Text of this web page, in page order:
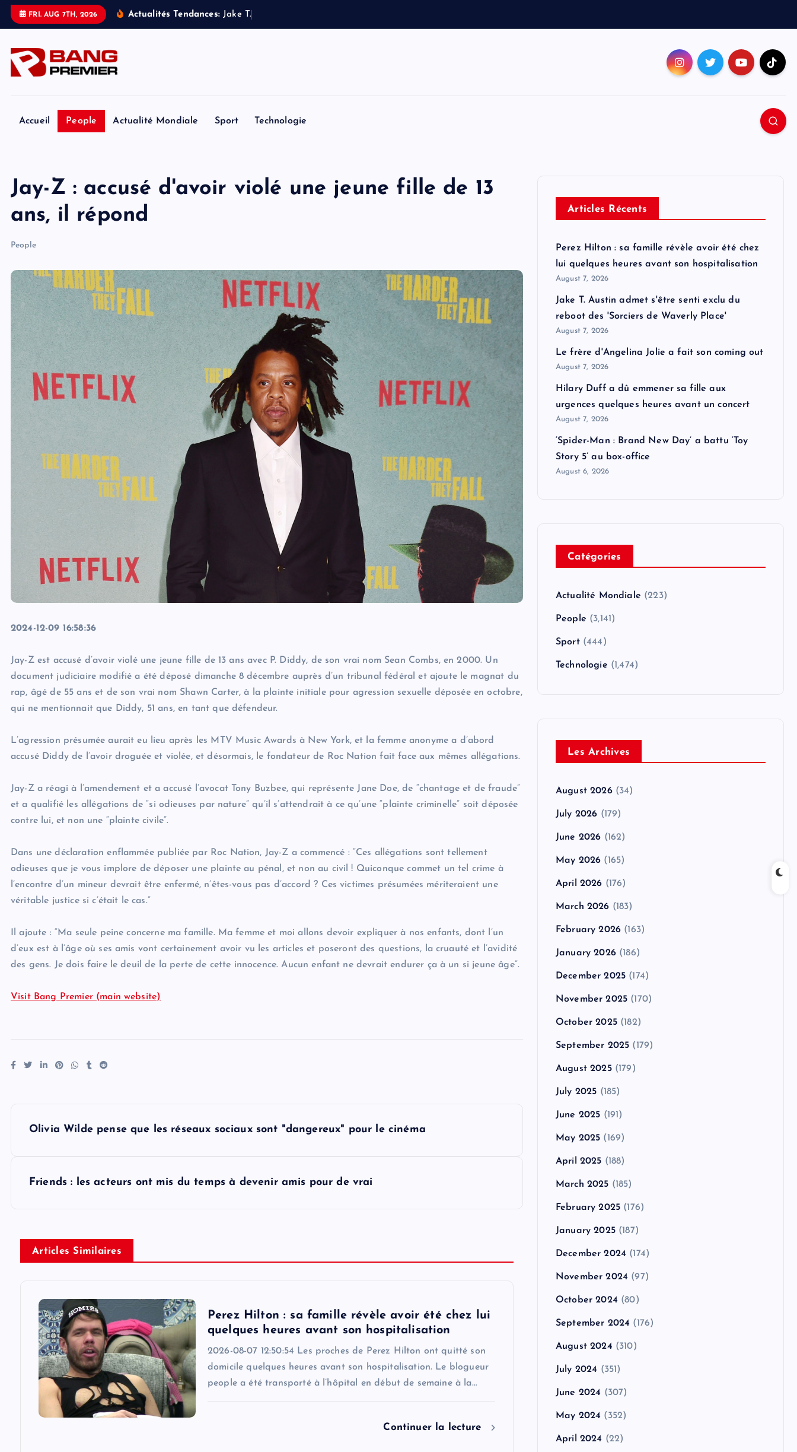
FRI. AUG 7TH, 2026 Actualités Tendances: Ja ke T.
Accueil People Actualité Mondiale Sport Technologie
Jay-Z : accusé d'avoir violé une jeune fille de 13
ans, il répond
People
2024-12-09 16:58:36
Jay-Z est accusé d’avoir violé une jeune fille de 13 ans avec P. Diddy, de son vrai nom Sean Combs, en 2000. Un
document judiciaire modifié a été déposé dimanche 8 décembre auprès d’un tribunal fédéral et ajoute le magnat du
rap, âgé de 55 ans et de son vrai nom Shawn Carter, à la plainte initiale pour agression sexuelle déposée en octobre,
qui ne mentionnait que Diddy, 51 ans, en tant que défendeur.
L’agression présumée aurait eu lieu après les MTV Music Awards à New York, et la femme anonyme a d’abord
accusé Diddy de l’avoir droguée et violée, et désormais, le fondateur de Roc Nation fait face aux mêmes allégations.
Jay-Z a réagi à l’amendement et a accusé l’avocat Tony Buzbee, qui représente Jane Doe, de “chantage et de fraude”
et a qualifié les allégations de “si odieuses par nature” qu’il s’attendrait à ce qu’une “plainte criminelle” soit déposée
contre lui, et non une “plainte civile”.
Dans une déclaration enflammée publiée par Roc Nation, Jay-Z a commencé : “Ces allégations sont tellement
odieuses que je vous implore de déposer une plainte au pénal, et non au civil ! Quiconque commet un tel crime à
l’encontre d’un mineur devrait être enfermé, n’êtes-vous pas d’accord ? Ces victimes présumées mériteraient une
véritable justice si c’était le cas.”
Il ajoute : “Ma seule peine concerne ma famille. Ma femme et moi allons devoir expliquer à nos enfants, dont l’un
d’eux est à l’âge où ses amis vont certainement avoir vu les articles et poseront des questions, la cruauté et l’avidité
des gens. Je dois faire le deuil de la perte de cette innocence. Aucun enfant ne devrait endurer ça à un si jeune âge”.
Visit Bang Premier (main website)
Olivia Wilde pense que les réseaux sociaux sont "dangereux" pour le cinéma
Friends : les acteurs ont mis du temps à devenir amis pour de vrai
Articles Similaires
Perez Hilton : sa famille révèle avoir été chez lui
quelques heures avant son hospitalisation
2026-08-07 12:50:54 Les proches de Perez Hilton ont quitté son
domicile quelques heures avant son hospitalisation. Le blogueur
people a été transporté à l’hôpital en début de semaine à la…
Continuer la lecture
Articles Récents
Perez Hilton : sa famille révèle avoir été chez
lui quelques heures avant son hospitalisation
August 7, 2026
Jake T. Austin admet s'être senti exclu du
reboot des 'Sorciers de Waverly Place'
August 7, 2026
Le frère d'Angelina Jolie a fait son coming out
August 7, 2026
Hilary Duff a dû emmener sa fille aux
urgences quelques heures avant un concert
August 7, 2026
‘Spider-Man : Brand New Day’ a battu ‘Toy
Story 5’ au box-office
August 6, 2026
Catégories
Actualité Mondiale (223)
People (3,141)
Sport(444)
Technologie (1,474)
Les Archives
August 2026(34)
July 2026 (179)
June 2026 (162)
May 2026 (165)
April 2026 (176)
March 2026 (183)
February 2026 (163)
January 2026(186)
December 2025 (174)
November 2025 (170)
October 2025(182)
September 2025 (179)
August 2025(179)
July 2025 (185)
June 2025 (191)
May 2025 (169)
April 2025 (188)
March 2025 (185)
February 2025 (176)
January 2025(187)
December 2024 (174)
November 2024 (97)
October 2024 (80)
September 2024 (176)
August 2024 (310)
July 2024 (351)
June 2024 (307)
May 2024 (352)
April 2024 (22)